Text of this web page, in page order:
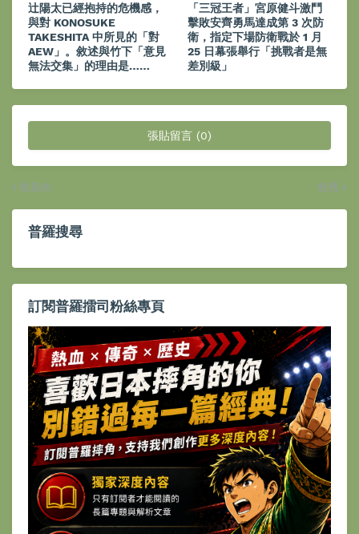
辻陽太已經抱持的危機感，
與對 KONOSUKE
TAKESHITA 中所見的「對
AEW」。敘述與竹下「意見
無法交集」的理由是……
「三冠王者」宮原健斗激鬥
擊敗安齊勇馬達成第 3 次防
衛，指定下場防衛戰於 1 月
25 日幕張舉行「挑戰者是無
差別級」
張貼留言 (0)
較新的 較舊
普羅搜尋
訂閱普羅擂司粉絲專頁